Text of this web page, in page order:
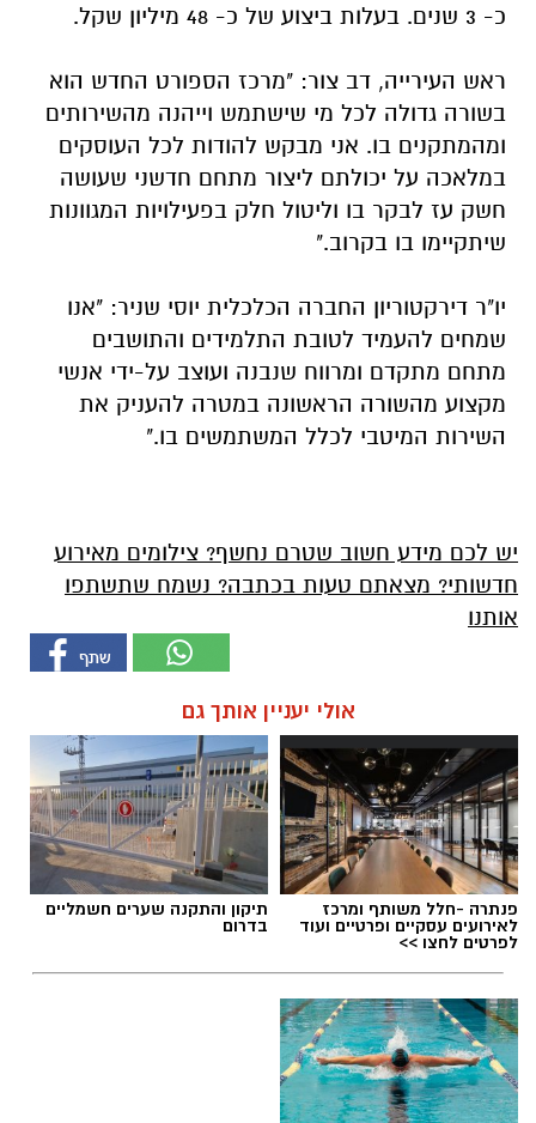
כ- 3 שנים. בעלות ביצוע של כ- 48 מיליון שקל.
ראש העירייה, דב צור: "מרכז הספורט החדש הוא
בשורה גדולה לכל מי שישתמש וייהנה מהשירותים
ומהמתקנים בו. אני מבקש להודות לכל העוסקים
במלאכה על יכולתם ליצור מתחם חדשני שעושה
חשק עז לבקר בו וליטול חלק בפעילויות המגוונות
שיתקיימו בו בקרוב."
יו"ר דירקטוריון החברה הכלכלית יוסי שניר: "אנו
שמחים להעמיד לטובת התלמידים והתושבים
מתחם מתקדם ומרווח שנבנה ועוצב על-ידי אנשי
מקצוע מהשורה הראשונה במטרה להעניק את
השירות המיטבי לכלל המשתמשים בו."
יש לכם מידע חשוב שטרם נחשף? צילומים מאירוע
חדשותי? מצאתם טעות בכתבה? נשמח שתשתפו
אותנו
אולי יעניין אותך גם
פנתרה -חלל משותף ומרכז
לאירועים עסקיים ופרטיים ועוד
לפרטים לחצו >>
תיקון והתקנה שערים חשמליים
בדרום